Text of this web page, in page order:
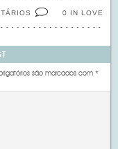
0 IN LOVE
são marcados com*